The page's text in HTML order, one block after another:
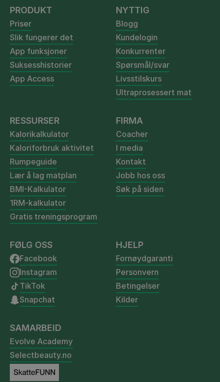
PRODUKT
Priser
Slik fungerer det
App funksjoner
Suksesshistorier
App Access
NYTTIG
Blogg
Kundelogin
Konkurrenter
Spørsmål/svar
Livsstilskurs
Ultraprosessert mat
RESSURSER
Kalorikalkulator
Kaloriforbruk aktivitet
Rumpeguide
Lær å lag matplan
BMI-Kalkulator
1RM-kalkulator
Gratis treningsprogram
FIRMA
Coacher
I media
Kontakt
Jobb hos oss
Søk på siden
FØLG OSS
Facebook
Instagram
TikTok
Snapchat
HJELP
Fornøydgaranti
Personvern
Betingelser
Kilder
SAMARBEID
Evolve Academy
Selectbeauty.no